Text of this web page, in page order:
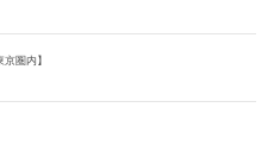
圏内】